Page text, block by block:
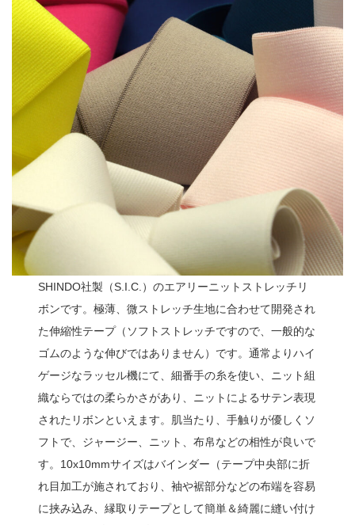
SHINDO社製（S.I.C.）のエアリーニットストレッチリ
ボンです。極薄、微ストレッチ生地に合わせて開発され
た伸縮性テープ（ソフトストレッチですので、一般的な
ゴムのような伸びではありません）です。通常よりハイ
ゲージなラッセル機にて、細番手の糸を使い、ニット組
織ならではの柔らかさがあり、ニットによるサテン表現
されたリボンといえます。肌当たり、手触りが優しくソ
フトで、ジャージー、ニット、布帛などの相性が良いで
す。10x10mmサイズはバインダー（テープ中央部に折
れ目加工が施されており、袖や裾部分などの布端を容易
に挟み込み、縁取りテープとして簡単＆綺麗に縫い付け